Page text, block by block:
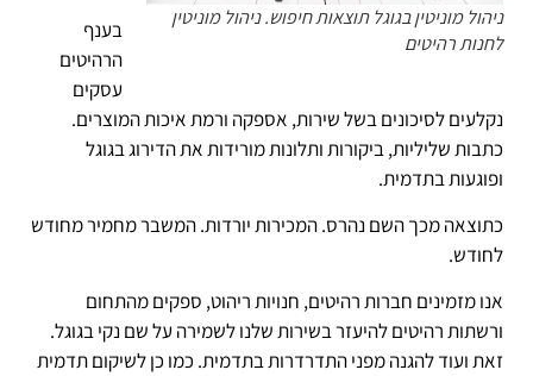
ניהול מוניטין בגוגל תוצאות חיפוש. ניהול מוניטין
לחנות רהיטים
בענף
הרהיטים
עסקים
נקלעים לסיכונים בשל שירות, אספקה ורמת איכות המוצרים.
כתבות שליליות, ביקורות ותלונות מורידות את הדירוג בגוגל
ופוגעות בתדמית.
כתוצאה מכך השם נהרס. המכירות יורדות. המשבר מחמיר מחודש
לחודש.
אנו מזמינים חברות רהיטים, חנויות ריהוט, ספקים מהתחום
ורשתות רהיטים להיעזר בשירות שלנו לשמירה על שם נקי בגוגל.
זאת ועוד להגנה מפני התדרדרות בתדמית. כמו כן לשיקום תדמית